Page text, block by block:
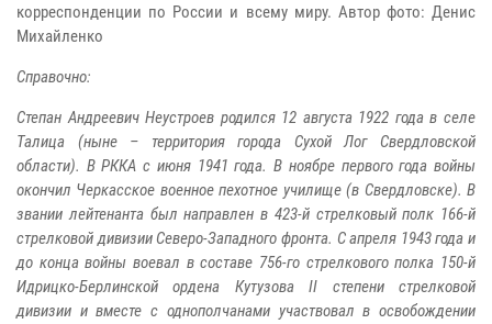
корреспонденции по России и всему миру. Автор фото: Денис
Михайленко
Справочно:
Степан Андреевич Неустроев родился 12 августа 1922 года в селе
Талица (ныне – территория города Сухой Лог Свердловской
области). В РККА с июня 1941 года. В ноябре первого года войны
окончил Черкасское военное пехотное училище (в Свердловске). В
звании лейтенанта был направлен в 423-й стрелковый полк 166-й
стрелковой дивизии Северо-Западного фронта. С апреля 1943 года и
до конца войны воевал в составе 756-го стрелкового полка 150-й
Идрицко-Берлинской ордена Кутузова II степени стрелковой
дивизии и вместе с однополчанами участвовал в освобождении